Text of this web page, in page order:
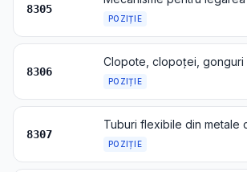
8305
POZIȚIE
8306
POZIȚIE
8307
POZIȚIE